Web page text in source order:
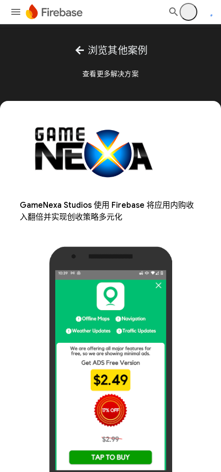
arrow_back 浏览其他案例
查看更多解决方案
GameNexa Studios 使用 Firebase 将应用内购收
入翻倍并实现创收策略多元化